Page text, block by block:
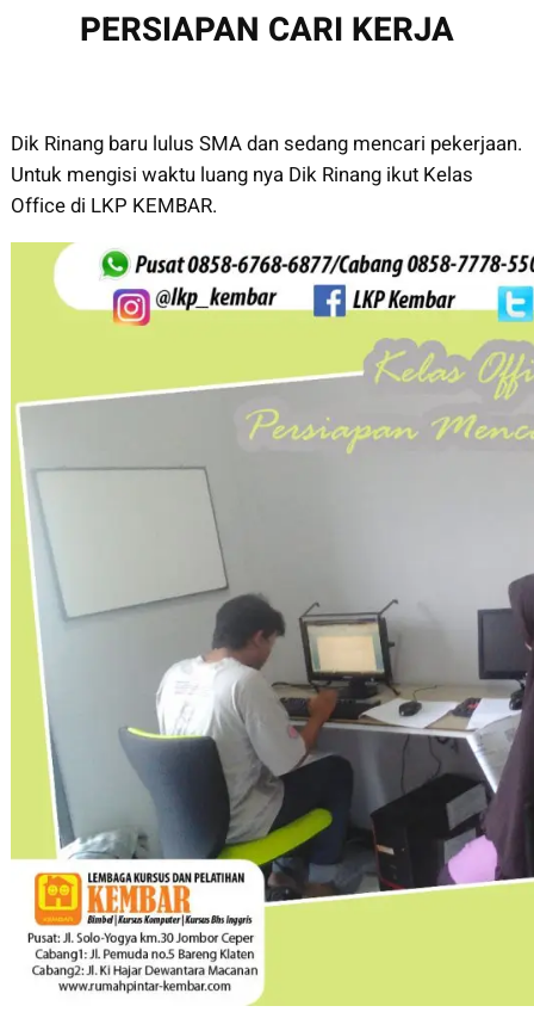
PERSIAPAN CARI KERJA
Dik Rinang baru lulus SMA dan sedang mencari pekerjaan.
Untuk mengisi waktu luang nya Dik Rinang ikut Kelas
Office di LKP KEMBAR.